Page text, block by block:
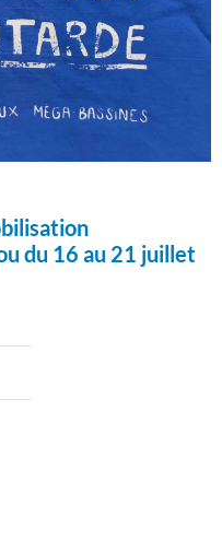
du 16 au 21 juillet